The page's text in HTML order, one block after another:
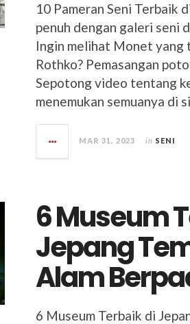
10 Pameran Seni Terbaik
penuh dengan galeri seni
Ingin melihat Monet yang
Rothko? Pemasangan
Sepotong video tentang
menemukan semuanya di
MAR 31, 2023 in SENI
6 Museum
Jepang
Alam
6 Museum Terbaik di